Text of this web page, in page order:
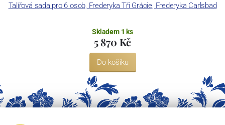
Talířová sada pro 6 osob, Frederyka Tři Grácie, Frederyka Carlsbad
Skladem 1 ks
5 870 Kč
Do košíku